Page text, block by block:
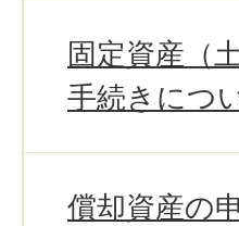
固定資産（
手続きにつ
償却資産の